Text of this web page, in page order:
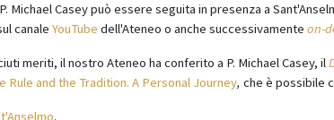
Michael Casey può essere seguita in presenza a
canale YouTube dell'Ateneo o anche successivamente on-
meriti, il nostro Ateneo ha conferito a P. Michael Casey, il
Rule and the Tradition. A Personal Journey, che è possibile
.